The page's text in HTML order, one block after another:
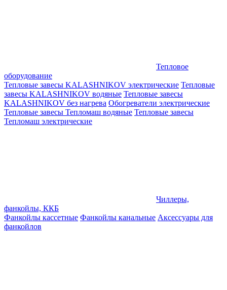
Тепловое
оборудование
Тепловые завесы KALASHNIKOV электрические Тепловые
завесы KALASHNIKOV водяные Тепловые завесы
KALASHNIKOV без нагрева Обогреватели электрические
Тепловые завесы Тепломаш водяные Тепловые завесы
Тепломаш электрические
Чиллеры,
фанкойлы, ККБ
Фанкойлы кассетные Фанкойлы канальные Аксессуары для
фанкойлов